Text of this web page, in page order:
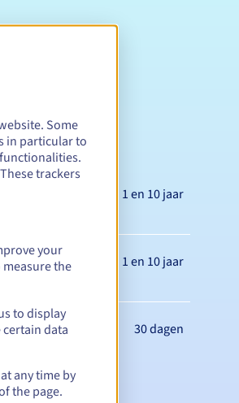
Tussen 1 en 10 jaar
Tussen 1 en 10 jaar
30 dagen
Some
in particular to
trackers
your
the
to display
data
any time by
the page.